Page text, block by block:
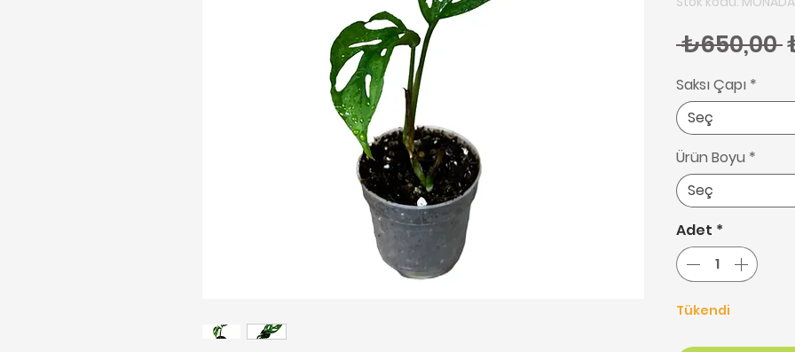
₺650,00
Saksı Çapı *
Seç
Ürün Boyu *
Seç
Adet *
Tükendi